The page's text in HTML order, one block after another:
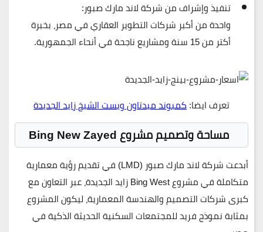
تنفيذ وإشراف من شركة لاند مارك صبور:
واحدة من أكبر شركات التطوير العقاري في مصر، بخبرة
أكتر من 15 سنة ومشاريع ناجحة في أنحاء الجمهورية.
تعرف ايضا:كمبوند ميدتاون ويست الشيخ زايد الجديدة
مساحة وتصميم مشروع Bing New Zayed
أبدعت شركةلاند مارك صبور (LMD)
في تقديم رؤية معمارية
متكاملة في مشروعBing West زايد الجديدة
، عبر التعاون مع
كبرى شركات التصميم والهندسة المعمارية، ليكون المشروع
بمثابة نموذج فريد للمجتمعات السكنية الحديثة الذكية في